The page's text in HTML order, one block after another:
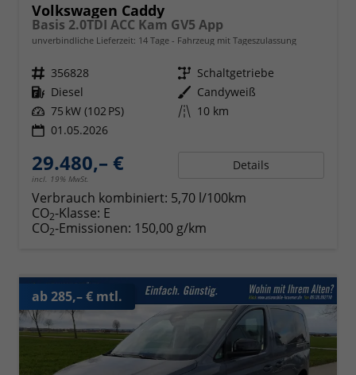
Volkswagen Caddy
Basis 2.0TDI ACC Kam GV5 App
unverbindliche Lieferzeit: 14 Tage Fahrzeug mit Tageszulassung
Fahrzeugnr. 356828 Getriebe Schaltgetriebe
Kraftstoff Diesel Außenfarbe Candyweiß
Leistung 75 kW (102 PS) Kilometerstand 10 km
01.05.2026
29.480,– €
incl. 19% MwSt.
Details
Verbrauch kombiniert: 5,70 l/100km
CO2-Klasse: E
CO2-Emissionen: 150,00 g/km
ab 285,– € mtl.